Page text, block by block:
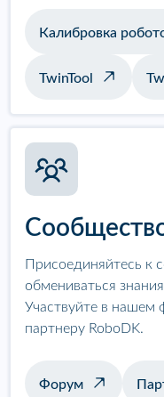
Калибровка
TwinTool
Присоединяйтесь к
обмениваться
Участвуйте в нашем
партнеру RoboDK.
Форум